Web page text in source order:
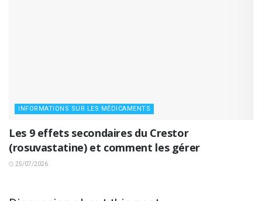
INFORMATIONS SUR LES MÉDICAMENTS
Les 9 effets secondaires du Crestor
(rosuvastatine) et comment les gérer
25/07/2026